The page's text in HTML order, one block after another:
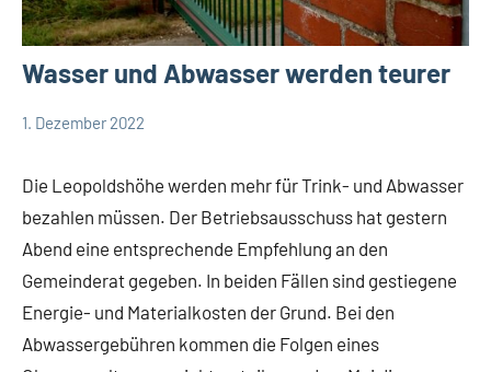
Wasser und Abwasser werden teurer
Themen
1. Dezember 2022
Die Leopoldshöhe werden mehr für Trink- und Abwasser
bezahlen müssen. Der Betriebsausschuss hat gestern
Abend eine entsprechende Empfehlung an den
Gemeinderat gegeben. In beiden Fällen sind gestiegene
Energie- und Materialkosten der Grund. Bei den
Abwassergebühren kommen die Folgen eines